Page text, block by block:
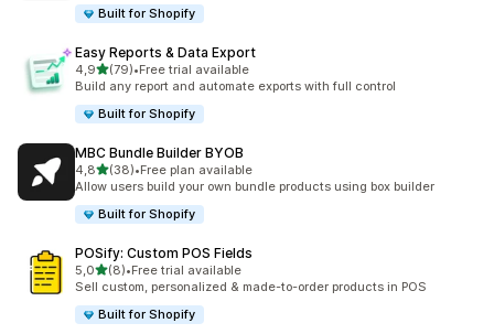
Built for Shopify
Easy Reports & Data Export
4,95 yıldız üzerinden
(79)
toplam 79 değerlendirme
•Free trial available
Build any report and automate exports with full control
Built for Shopify
MBC Bundle Builder BYOB
4,85 yıldız üzerinden
(38)
toplam 38 değerlendirme
•Free plan available
Allow users build your own bundle products using box builder
Built for Shopify
POSify: Custom POS Fields
5,05 yıldız üzerinden
(8)
toplam 8 değerlendirme
•Free trial available
Sell custom, personalized & made-to-order products in POS
Built for Shopify